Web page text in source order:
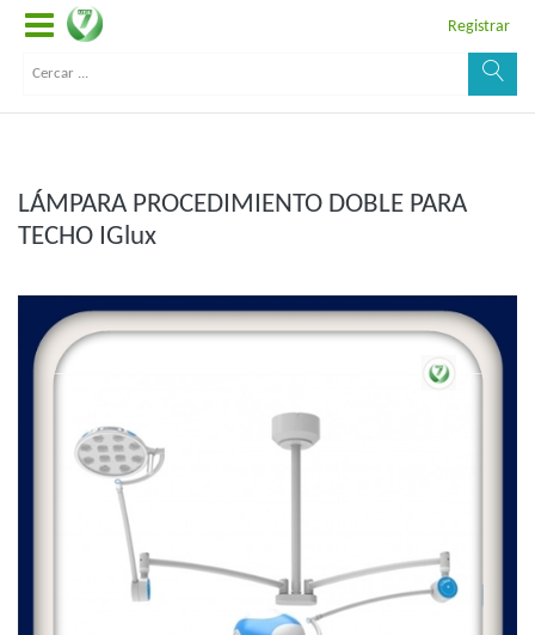
Registrar
LÁMPARA PROCEDIMIENTO DOBLE PARA
TECHO IGlux